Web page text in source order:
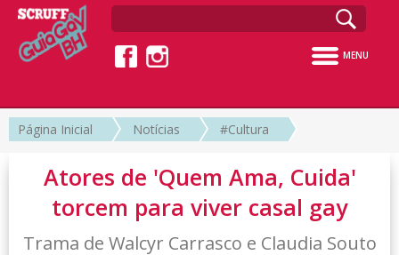
MENU
Página Inicial Notícias #Cultura
Atores de 'Quem Ama, Cuida'
torcem para viver casal gay
Trama de Walcyr Carrasco e Claudia Souto